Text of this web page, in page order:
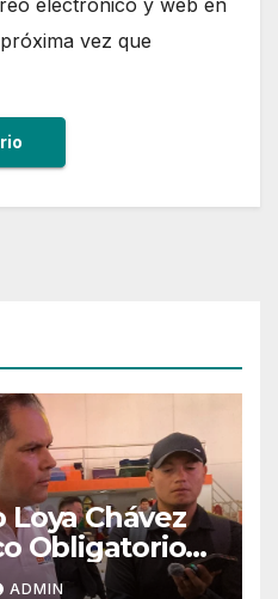
vez que
Chávez
Obligatorio
De SSPE
ADMIN